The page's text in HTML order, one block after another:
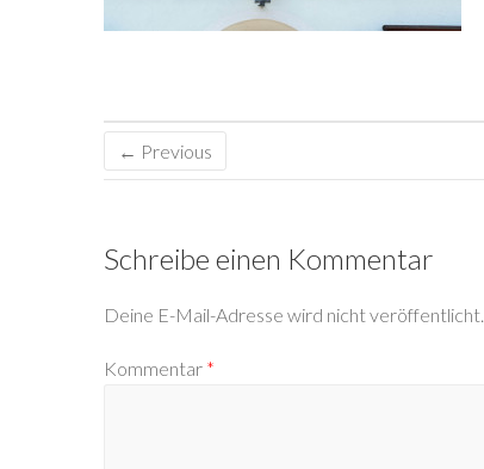
← Previous
Schreibe einen Kommentar
Deine E-Mail-Adresse wird nicht veröffentlicht.
Kommentar *